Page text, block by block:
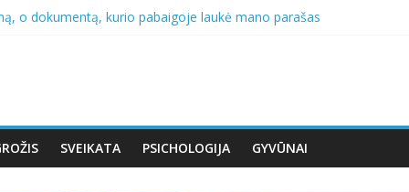
o dokumentą, kurio pabaigoje laukė mano parašas
vestuvių metines pirmą kartą nusprendžiau saugoti save…
kol vieną popietę nebegalėjau pakilti nuo suoliuko, o dukros
tai, ko po mano žodžių tikrai nenusipelniau
SVEIKATA PSICHOLOGIJA GYVŪNAI